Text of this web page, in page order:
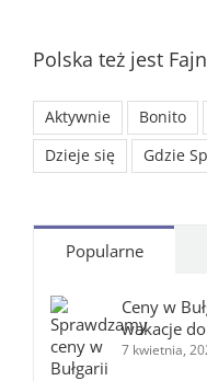
Polska też jest
Aktywnie Bonito
Dzieje się
Gdzie
Popularne
Ceny w
wakacje
7 kwietnia,